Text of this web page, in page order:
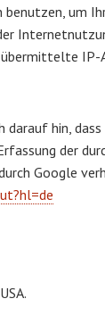
benutzen, um
übermittelte IP-
hin, dass
der
Google